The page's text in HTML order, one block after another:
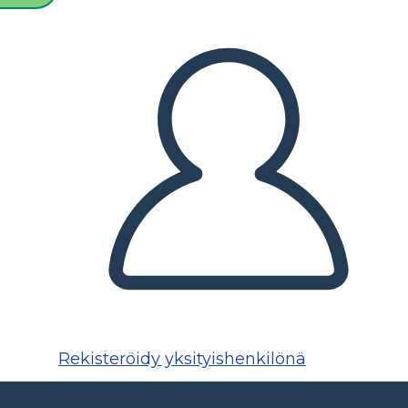
Rekisteröidy yksityishenkilönä